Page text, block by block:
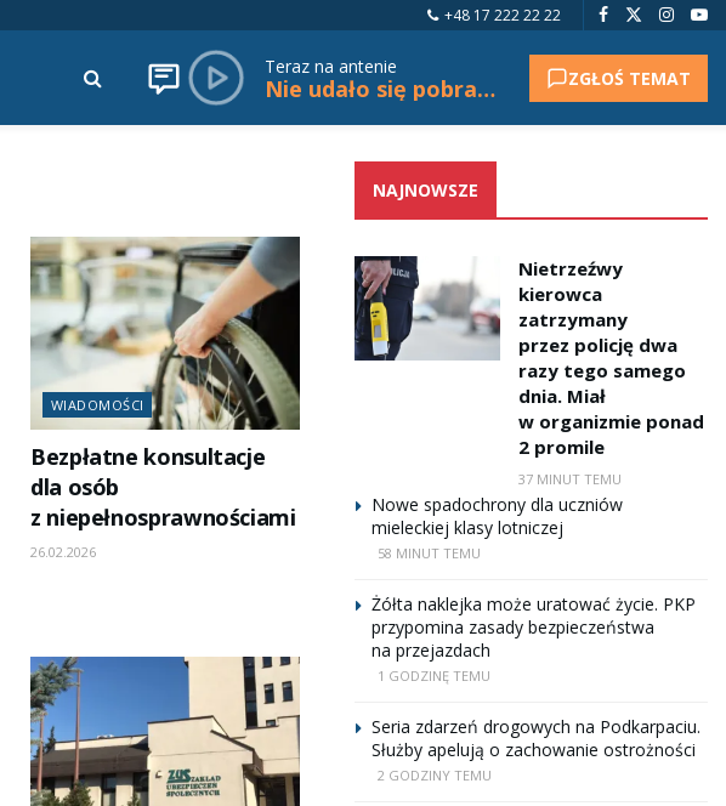
+48 17 222 22 22
Teraz na antenie
Nie udało się pobrać tytułu. ZGŁOŚ TEMAT
WIADOMOŚCI
Bezpłatne konsultacje
dla osób
z niepełnosprawnościami
26.02.2026
NAJNOWSZE
Nietrzeźwy
kierowca
zatrzymany
przez policję dwa
razy tego samego
dnia. Miał
w organizmie ponad
2 promile
37 MINUT TEMU
Nowe spadochrony dla uczniów
mieleckiej klasy lotniczej
58 MINUT TEMU
Żółta naklejka może uratować życie. PKP
przypomina zasady bezpieczeństwa
na przejazdach
1 GODZINĘ TEMU
Seria zdarzeń drogowych na Podkarpaciu.
Służby apelują o zachowanie ostrożności
2 GODZINY TEMU